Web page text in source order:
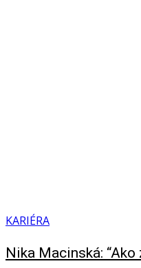
KARIÉRA
Nika Macinská: